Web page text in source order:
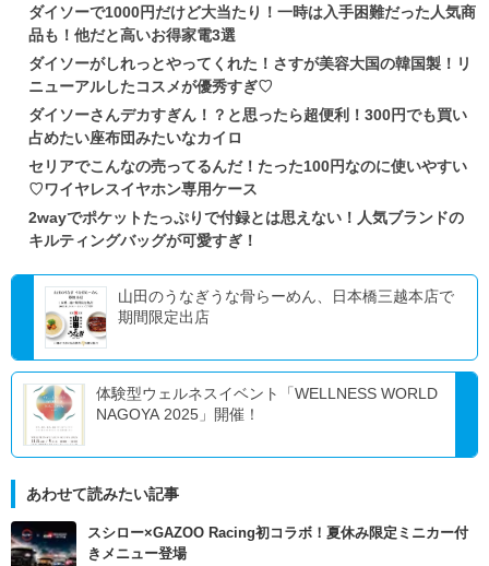
ダイソーで1000円だけど大当たり！一時は入手困難だった人気商
品も！他だと高いお得家電3選
ダイソーがしれっとやってくれた！さすが美容大国の韓国製！リ
ニューアルしたコスメが優秀すぎ♡
ダイソーさんデカすぎん！？と思ったら超便利！300円でも買い
占めたい座布団みたいなカイロ
セリアでこんなの売ってるんだ！たった100円なのに使いやすい
♡ワイヤレスイヤホン専用ケース
2wayでポケットたっぷりで付録とは思えない！人気ブランドの
キルティングバッグが可愛すぎ！
山田のうなぎうな骨らーめん、日本橋三越本店で
期間限定出店
体験型ウェルネスイベント「WELLNESS WORLD
NAGOYA 2025」開催！
あわせて読みたい記事
スシロー×GAZOO Racing初コラボ！夏休み限定ミニカー付
きメニュー登場